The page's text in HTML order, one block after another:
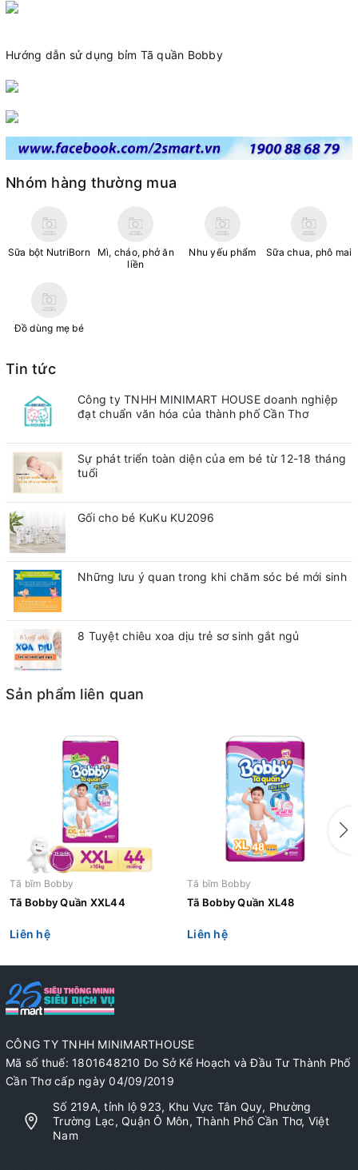
Hướng dẫn sử dụng bỉm Tã quần Bobby
Nhóm hàng thường mua
Sữa bột NutriBorn
Mì, cháo, phở ăn
liền
Nhu yếu phẩm Sữa chua, phô mai
Đồ dùng mẹ bé
Tin tức
Công ty TNHH MINIMART HOUSE doanh nghiệp
đạt chuẩn văn hóa của thành phố Cần Thơ
Sự phát triển toàn diện của em bé từ 12-18 tháng
tuổi
Gối cho bé KuKu KU2096
Những lưu ý quan trong khi chăm sóc bé mới sinh
8 Tuyệt chiêu xoa dịu trẻ sơ sinh gắt ngủ
Sản phẩm liên quan
Tã bĩm Bobby
Tã Bobby Quần XXL44
Liên hệ
Tã bĩm Bobby
Tã Bobby Quần XL48
Liên hệ
CÔNG TY TNHH MINIMARTHOUSE
Mã số thuế: 1801648210 Do Sở Kế Hoạch và Đầu Tư Thành Phố
Cần Thơ cấp ngày 04/09/2019
Số 219A, tỉnh lộ 923, Khu Vực Tân Quy, Phường
Trường Lạc, Quận Ô Môn, Thành Phố Cần Thơ, Việt
Nam